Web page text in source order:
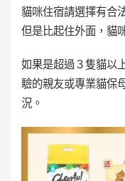
貓咪住宿請選擇有合
但是比起住外面，貓
如果是超過３隻貓以
驗的親友或專業貓保
況。